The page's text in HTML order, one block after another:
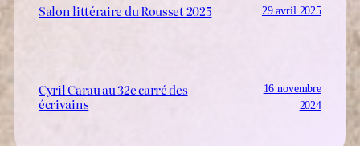
Salon littéraire du Rousset 2025 29 avril 2025
Cyril Carau au 32e carré des
écrivains
16 novembre
2024